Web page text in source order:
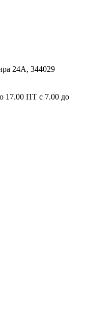
24А, 344029
17.00 ПТ с 7.00 до